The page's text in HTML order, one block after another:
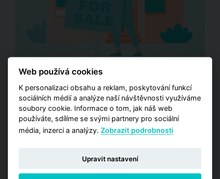
Prodej domů
flatzone.cz, 10. června 2025 (19:59)
Web používá cookies
K personalizaci obsahu a reklam, poskytování funkcí
sociálních médií a analýze naší návštěvnosti využíváme
soubory cookie. Informace o tom, jak náš web
používáte, sdílíme se svými partnery pro sociální
média, inzerci a analýzy.Zobrazit podrobnosti
Upravit nastavení